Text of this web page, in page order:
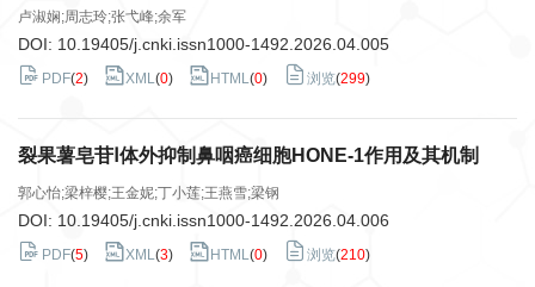
卢淑娴;周志玲;张弋峰;余军
DOI: 10.19405/j.cnki.issn1000-1492.2026.04.005
PDF(2) XML(0) HTML(0) 浏览(299)
裂果薯皂苷Ⅰ体外抑制鼻咽癌细胞HONE-1作用及其机制
郭心怡;梁梓樱;王金妮;丁小莲;王燕雪;梁钢
DOI: 10.19405/j.cnki.issn1000-1492.2026.04.006
PDF(5) XML(3) HTML(0) 浏览(210)